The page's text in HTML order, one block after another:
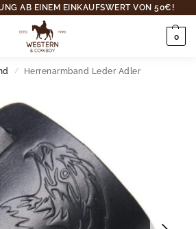
AB EINEM EINKAUFSWERT VON 50€!
0
/ Herrenarmband Leder Adler